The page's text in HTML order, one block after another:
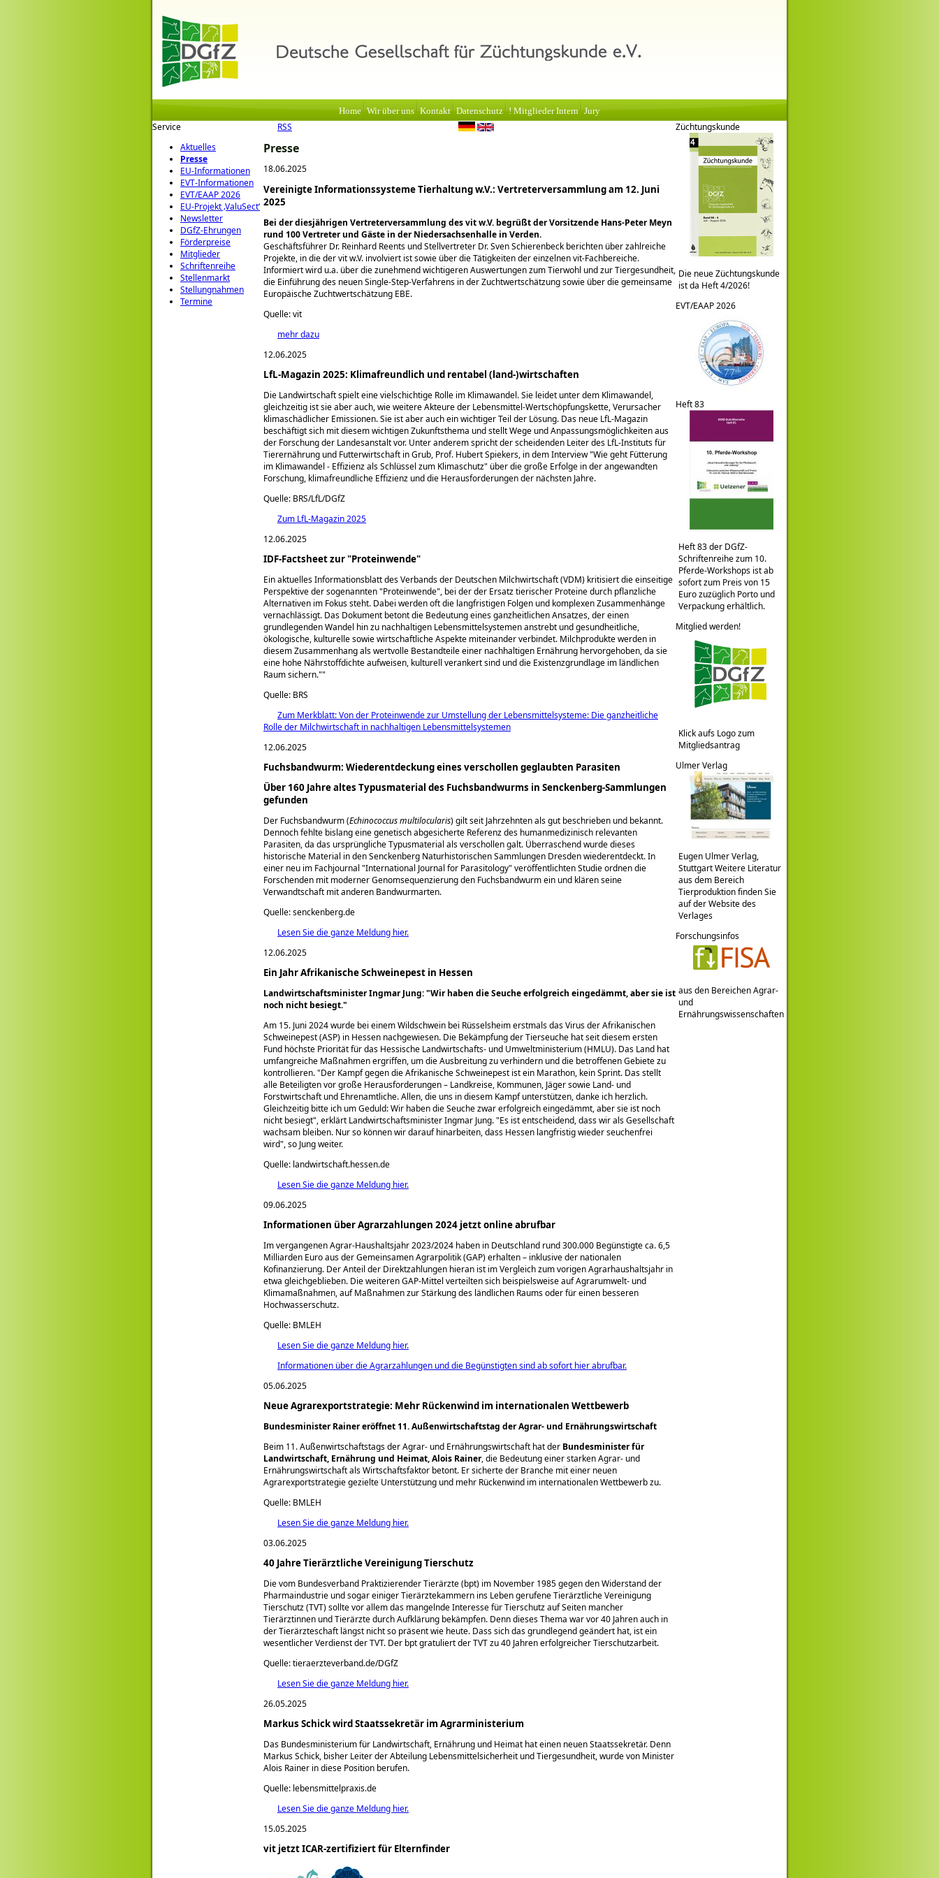
Home Wir über uns Kontakt Datenschutz ! Mitglieder Intern Jury
Service
Aktuelles
Presse
EU-Informationen
EVT-Informationen
EVT/EAAP 2026
EU-Projekt ‚ValuSect‘
Newsletter
DGfZ-Ehrungen
Förderpreise
Mitglieder
Schriftenreihe
Stellenmarkt
Stellungnahmen
Termine
RSS
Presse
18.06.2025
Vereinigte Informationssysteme Tierhaltung w.V.: Vertreterversammlung am 12. Juni
2025
Bei der diesjährigen Vertreterversammlung des vit w.V. begrüßt der Vorsitzende Hans-Peter Meyn
rund 100 Vertreter und Gäste in der Niedersachsenhalle in Verden.
Geschäftsführer Dr. Reinhard Reents und Stellvertreter Dr. Sven Schierenbeck berichten über zahlreiche
Projekte, in die der vit w.V. involviert ist sowie über die Tätigkeiten der einzelnen vit-Fachbereiche.
Informiert wird u.a. über die zunehmend wichtigeren Auswertungen zum Tierwohl und zur Tiergesundheit,
die Einführung des neuen Single-Step-Verfahrens in der Zuchtwertschätzung sowie über die gemeinsame
Europäische Zuchtwertschätzung EBE.
Quelle: vit
mehr dazu
12.06.2025
LfL-Magazin 2025: Klimafreundlich und rentabel (land-)wirtschaften
Die Landwirtschaft spielt eine vielschichtige Rolle im Klimawandel. Sie leidet unter dem Klimawandel,
gleichzeitig ist sie aber auch, wie weitere Akteure der Lebensmittel-Wertschöpfungskette, Verursacher
klimaschädlicher Emissionen. Sie ist aber auch ein wichtiger Teil der Lösung. Das neue LfL-Magazin
beschäftigt sich mit diesem wichtigen Zukunftsthema und stellt Wege und Anpassungsmöglichkeiten aus
der Forschung der Landesanstalt vor. Unter anderem spricht der scheidenden Leiter des LfL-Instituts für
Tierernährung und Futterwirtschaft in Grub, Prof. Hubert Spiekers, in dem Interview Wie geht Fütterung
im Klimawandel - Effizienz als Schlüssel zum Klimaschutz über die große Erfolge in der angewandten
Forschung, klimafreundliche Effizienz und die Herausforderungen der nächsten Jahre.
Quelle: BRS/LfL/DGfZ
Zum LfL-Magazin 2025
12.06.2025
IDF-Factsheet zur "Proteinwende"
Ein aktuelles Informationsblatt des Verbands der Deutschen Milchwirtschaft (VDM) kritisiert die einseitige
Perspektive der sogenannten Proteinwende , bei der der Ersatz tierischer Proteine durch pflanzliche
Alternativen im Fokus steht. Dabei werden oft die langfristigen Folgen und komplexen Zusammenhänge
vernachlässigt. Das Dokument betont die Bedeutung eines ganzheitlichen Ansatzes, der einen
grundlegenden Wandel hin zu nachhaltigen Lebensmittelsystemen anstrebt und gesundheitliche,
ökologische, kulturelle sowie wirtschaftliche Aspekte miteinander verbindet. Milchprodukte werden in
diesem Zusammenhang als wertvolle Bestandteile einer nachhaltigen Ernährung hervorgehoben, da sie
eine hohe Nährstoffdichte aufweisen, kulturell verankert sind und die Existenzgrundlage im ländlichen
Raum sichern.
Quelle: BRS
Zum Merkblatt: Von der Proteinwende zur Umstellung der Lebensmittelsysteme: Die ganzheitliche
Rolle der Milchwirtschaft in nachhaltigen Lebensmittelsystemen
12.06.2025
Fuchsbandwurm: Wiederentdeckung eines verschollen geglaubten Parasiten
Über 160 Jahre altes Typusmaterial des Fuchsbandwurms in Senckenberg-Sammlungen
gefunden
Der Fuchsbandwurm (Echinococcus multilocularis) gilt seit Jahrzehnten als gut beschrieben und bekannt.
Dennoch fehlte bislang eine genetisch abgesicherte Referenz des humanmedizinisch relevanten
Parasiten, da das ursprüngliche Typusmaterial als verschollen galt. Überraschend wurde dieses
historische Material in den Senckenberg Naturhistorischen Sammlungen Dresden wiederentdeckt. In
einer neu im Fachjournal International Journal for Parasitology veröffentlichten Studie ordnen die
Forschenden mit moderner Genomsequenzierung den Fuchsbandwurm ein und klären seine
Verwandtschaft mit anderen Bandwurmarten.
Quelle: senckenberg.de
Lesen Sie die ganze Meldung hier.
12.06.2025
Ein Jahr Afrikanische Schweinepest in Hessen
Landwirtschaftsminister Ingmar Jung: Wir haben die Seuche erfolgreich eingedämmt, aber sie ist
noch nicht besiegt.
Am 15. Juni 2024 wurde bei einem Wildschwein bei Rüsselsheim erstmals das Virus der Afrikanischen
Schweinepest (ASP) in Hessen nachgewiesen. Die Bekämpfung der Tierseuche hat seit diesem ersten
Fund höchste Priorität für das Hessische Landwirtschafts- und Umweltministerium (HMLU). Das Land hat
umfangreiche Maßnahmen ergriffen, um die Ausbreitung zu verhindern und die betroffenen Gebiete zu
kontrollieren. Der Kampf gegen die Afrikanische Schweinepest ist ein Marathon, kein Sprint. Das stellt
alle Beteiligten vor große Herausforderungen – Landkreise, Kommunen, Jäger sowie Land- und
Forstwirtschaft und Ehrenamtliche. Allen, die uns in diesem Kampf unterstützen, danke ich herzlich.
Gleichzeitig bitte ich um Geduld: Wir haben die Seuche zwar erfolgreich eingedämmt, aber sie ist noch
nicht besiegt , erklärt Landwirtschaftsminister Ingmar Jung. Es ist entscheidend, dass wir als Gesellschaft
wachsam bleiben. Nur so können wir darauf hinarbeiten, dass Hessen langfristig wieder seuchenfrei
wird , so Jung weiter.
Quelle: landwirtschaft.hessen.de
Lesen Sie die ganze Meldung hier.
09.06.2025
Informationen über Agrarzahlungen 2024 jetzt online abrufbar
Im vergangenen Agrar-Haushaltsjahr 2023/2024 haben in Deutschland rund 300.000 Begünstigte ca. 6,5
Milliarden Euro aus der Gemeinsamen Agrarpolitik (GAP) erhalten – inklusive der nationalen
Kofinanzierung. Der Anteil der Direktzahlungen hieran ist im Vergleich zum vorigen Agrarhaushaltsjahr in
etwa gleichgeblieben. Die weiteren GAP-Mittel verteilten sich beispielsweise auf Agrarumwelt- und
Klimamaßnahmen, auf Maßnahmen zur Stärkung des ländlichen Raums oder für einen besseren
Hochwasserschutz.
Quelle: BMLEH
Lesen Sie die ganze Meldung hier.
Informationen über die Agrarzahlungen und die Begünstigten sind ab sofort hier abrufbar.
05.06.2025
Neue Agrarexportstrategie: Mehr Rückenwind im internationalen Wettbewerb
Bundesminister Rainer eröffnet 11. Außenwirtschaftstag der Agrar- und Ernährungswirtschaft
Beim 11. Außenwirtschaftstags der Agrar- und Ernährungswirtschaft hat der Bundesminister für
Landwirtschaft, Ernährung und Heimat, Alois Rainer, die Bedeutung einer starken Agrar- und
Ernährungswirtschaft als Wirtschaftsfaktor betont. Er sicherte der Branche mit einer neuen
Agrarexportstrategie gezielte Unterstützung und mehr Rückenwind im internationalen Wettbewerb zu.
Quelle: BMLEH
Lesen Sie die ganze Meldung hier.
03.06.2025
40 Jahre Tierärztliche Vereinigung Tierschutz
Die vom Bundesverband Praktizierender Tierärzte (bpt) im November 1985 gegen den Widerstand der
Pharmaindustrie und sogar einiger Tierärztekammern ins Leben gerufene Tierärztliche Vereinigung
Tierschutz (TVT) sollte vor allem das mangelnde Interesse für Tierschutz auf Seiten mancher
Tierärztinnen und Tierärzte durch Aufklärung bekämpfen. Denn dieses Thema war vor 40 Jahren auch in
der Tierärzteschaft längst nicht so präsent wie heute. Dass sich das grundlegend geändert hat, ist ein
wesentlicher Verdienst der TVT. Der bpt gratuliert der TVT zu 40 Jahren erfolgreicher Tierschutzarbeit.
Quelle: tieraerzteverband.de/DGfZ
Lesen Sie die ganze Meldung hier.
26.05.2025
Markus Schick wird Staatssekretär im Agrarministerium
Das Bundesministerium für Landwirtschaft, Ernährung und Heimat hat einen neuen Staatssekretär. Denn
Markus Schick, bisher Leiter der Abteilung Lebensmittelsicherheit und Tiergesundheit, wurde von Minister
Alois Rainer in diese Position berufen.
Quelle: lebensmittelpraxis.de
Lesen Sie die ganze Meldung hier.
15.05.2025
vit jetzt ICAR-zertifiziert für Elternfinder
Züchtungskunde
Die neue Züchtungskunde
ist da Heft 4/2026!
EVT/EAAP 2026
Heft 83
Heft 83 der DGfZ-
Schriftenreihe zum 10.
Pferde-Workshops ist ab
sofort zum Preis von 15
Euro zuzüglich Porto und
Verpackung erhältlich.
Mitglied werden!
Klick aufs Logo zum
Mitgliedsantrag
Ulmer Verlag
Eugen Ulmer Verlag,
Stuttgart Weitere Literatur
aus dem Bereich
Tierproduktion finden Sie
auf der Website des
Verlages
Forschungsinfos
aus den Bereichen Agrar-
und
Ernährungswissenschaften